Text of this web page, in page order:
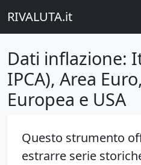
RIVALUTA.it
Dati inflazione:
IPCA), Area
Europea e USA
Questo strumento
estrarre serie